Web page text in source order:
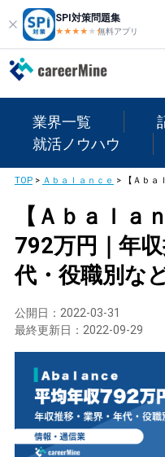
SPI対策問題集
★★★★ ★★
無料アプリ
業界一覧
就活ノウハウ
TOP> Ａｂａｌａｎｃｅ >
【Ａｂａｌａ
792万円｜年
代・役職別な
公開日： 2022-03-31
最終更新日： 2022-09-29